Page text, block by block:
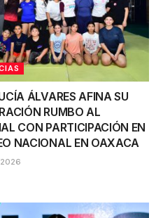
ÁLVARES AFINA SU
RUMBO AL
CON PARTICIPACIÓN EN
NACIONAL EN OAXACA